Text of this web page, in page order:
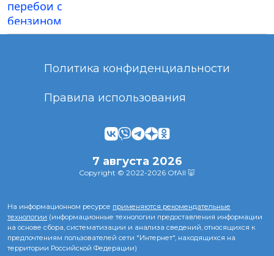
Политика конфиденциальности
Правила использования
7 августа 2026
Copyright © 2022-2026 OfAll 🐷
На информационном ресурсе применяются рекомендательные
технологии (информационные технологии предоставления информации
на основе сбора, систематизации и анализа сведений, относящихся к
предпочтениям пользователей сети "Интернет", находящихся на
территории Российской Федерации)